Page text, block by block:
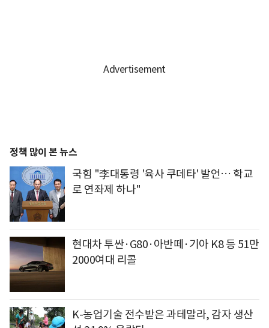
정책 많이 본 뉴스
국힘 "李대통령 '육사 쿠데타' 발언… 학교
로 연좌제 하나"
현대차 투싼·G80·아반떼·기아 K8 등 51만
2000여대 리콜
K-농업기술 전수받은 과테말라, 감자 생산